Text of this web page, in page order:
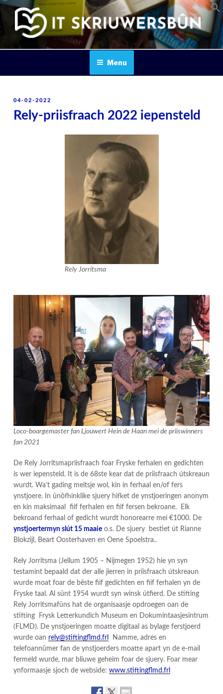
Skip
content
IT SKRIUWERSBOUN
Menu
POSTED
04-02-2022
Rely-priisfraach 2022 iepensteld
Rely Jorritsma
Loco-boargemaster fan Ljouwert Hein de Haan mei de priiswinners
fan 2021
De Rely Jorritsmapriisfraach foar Fryske ferhalen en gedichten
is wer iepensteld. It is de 68ste kear dat de priisfraach útskreaun
wurdt. Wa’t gading meitsje wol, kin in ferhaal en/of fers
ynstjoere. In ûnôfhinklike sjuery hifket de ynstjoeringen anonym
en kin maksimaal fiif ferhalen en fiif fersen bekroane. Elk
bekroand ferhaal of gedicht wurdt honorearre mei €1000. De
ynstjoertermyn slút 15 maaie o.s. De sjuery bestiet út Rianne
Blokzijl, Beart Oosterhaven en Oene Spoelstra..
Rely Jorritsma (Jellum 1905 – Nijmegen 1952) hie yn syn
testamint bepaald dat der alle jierren in priisfraach útskreaun
wurde moat foar de bêste fiif gedichten en fiif ferhalen yn de
Fryske taal. Al sûnt 1954 wurdt syn winsk útfierd. De stifting
Rely Jorritsmafûns hat de organisaasje opdroegen oan de
stifting Frysk Letterkundich Museum en Dokumintaasjesintrum
(FLMD). De ynstjoeringen moatte digitaal as bylage ferstjoerd
wurde oan rely@stiftingflmd.frl
Namme, adres en
telefoannûmer fan de ynstjoerders moatte apart yn de e-mail
fermeld wurde, mar bliuwe geheim foar de sjuery. Foar mear
ynformaasje sjoch de webside: www.stiftingflmd.frl